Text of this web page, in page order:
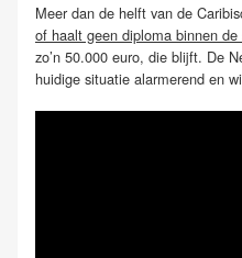
Meer dan de helft van de
of haalt geen diploma binnen
zo’n 50.000 euro, die blijft. De
huidige situatie alarmerend en